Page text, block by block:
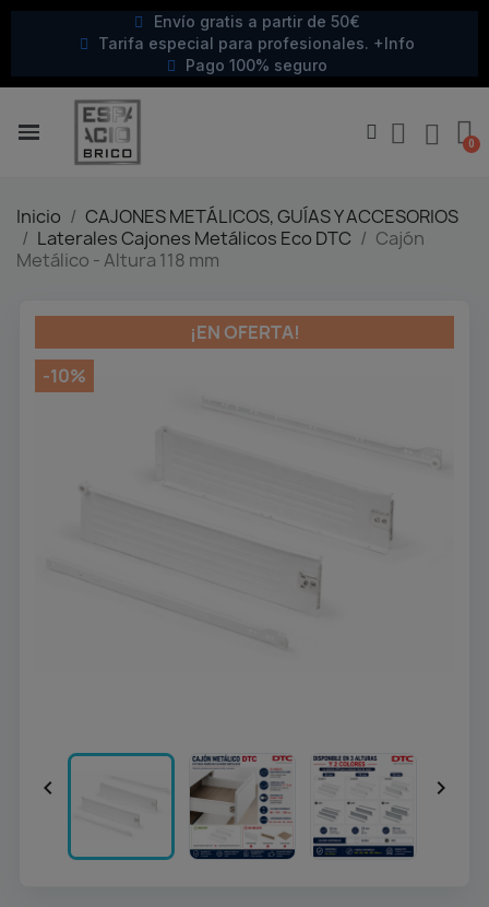
Envío gratis a partir de 50€
Tarifa especial para profesionales. +Info
Pago 100% seguro
Inicio
CAJONES METÁLICOS, GUÍAS Y ACCESORIOS
Laterales Cajones Metálicos Eco DTC
Cajón
Metálico - Altura 118 mm
¡EN OFERTA!
-10%
 